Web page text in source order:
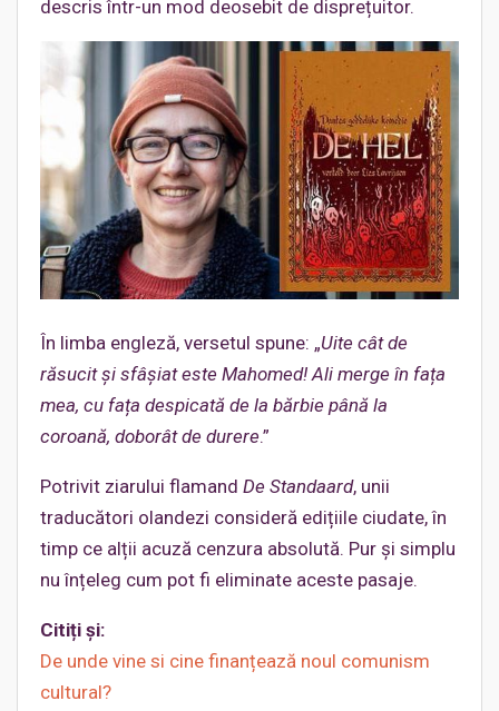
descris într-un mod deosebit de disprețuitor.
În limba engleză, versetul spune: „Uite cât de
răsucit și sfâșiat este Mahomed! Ali merge în fața
mea, cu fața despicată de la bărbie până la
coroană, doborât de durere.”
Potrivit ziarului flamand De Standaard, unii
traducători olandezi consideră edițiile ciudate, în
timp ce alții acuză cenzura absolută. Pur și simplu
nu înțeleg cum pot fi eliminate aceste pasaje.
Citiți și:
De unde vine si cine finanțează noul comunism
cultural?